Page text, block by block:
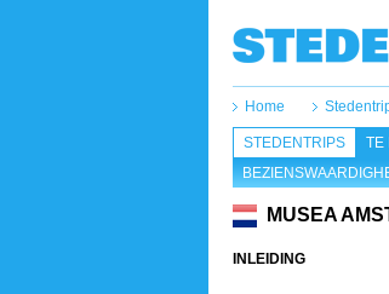
Home
STEDENTRIPS
TE
MUSEA
INLEIDING